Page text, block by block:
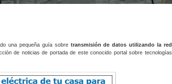
una pequeña guía sobre transmisión de datos utilizando la red
de noticias de portada de este conocido portal sobre tecnologías